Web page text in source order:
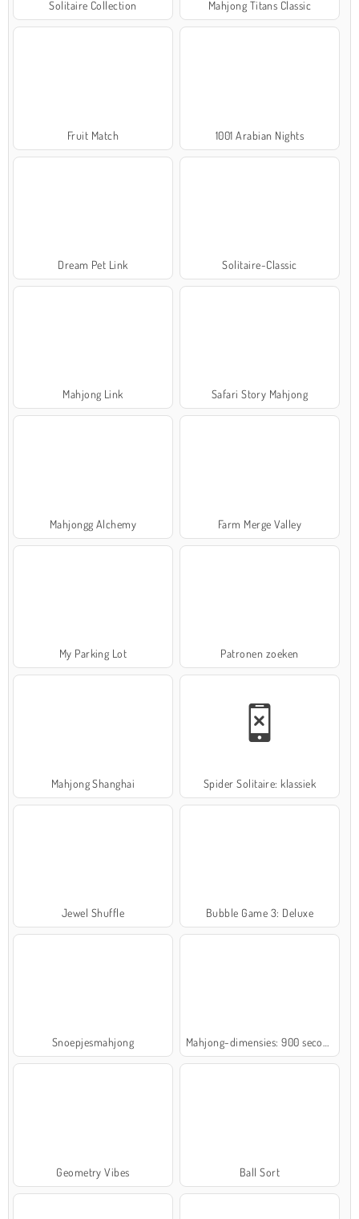
Solitaire Collection Mahjong Titans Classic
Fruit Match 1001 Arabian Nights
Dream Pet Link Solitaire-Classic
Mahjong Link Safari Story Mahjong
Mahjongg Alchemy Farm Merge Valley
My Parking Lot Patronen zoeken
Mahjong Shanghai Spider Solitaire: klassiek
Jewel Shuffle Bubble Game 3: Deluxe
Snoepjesmahjong
Geometry Vibes Ball Sort